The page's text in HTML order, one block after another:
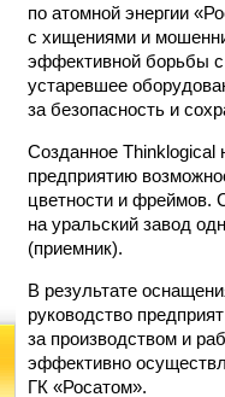
по атомной энергии
с хищениями и
эффективной борьбы с
устаревшее
за безопасность и
Созданное
предприятию
цветности и фреймов.
на уральский завод
(приемник).
В результате
руководство
за производством и
эффективно
ГК «Росатом».